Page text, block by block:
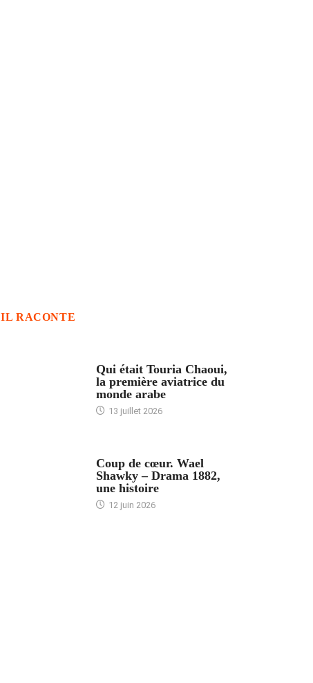
IL RACONTE
Qui était Touria Chaoui,
la première aviatrice du
monde arabe
13 juillet 2026
Coup de cœur. Wael
Shawky – Drama 1882,
une histoire
12 juin 2026